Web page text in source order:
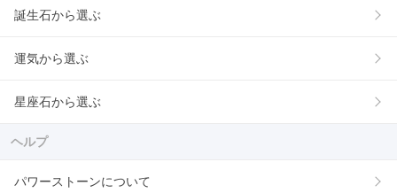
誕生石から選ぶ
運気から選ぶ
星座石から選ぶ
ヘルプ
パワーストーンについて